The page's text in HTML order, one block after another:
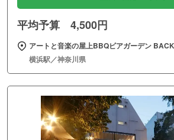
平均予算 4,500円
アートと音楽の屋上BBQビアガーデン
横浜駅／神奈川県